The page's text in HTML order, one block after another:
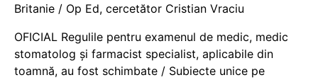
Britanie / Op Ed, cercetător Cristian Vraciu
OFICIAL Regulile pentru examenul de medic, medic
stomatolog și farmacist specialist, aplicabile din
toamnă, au fost schimbate / Subiecte unice pe